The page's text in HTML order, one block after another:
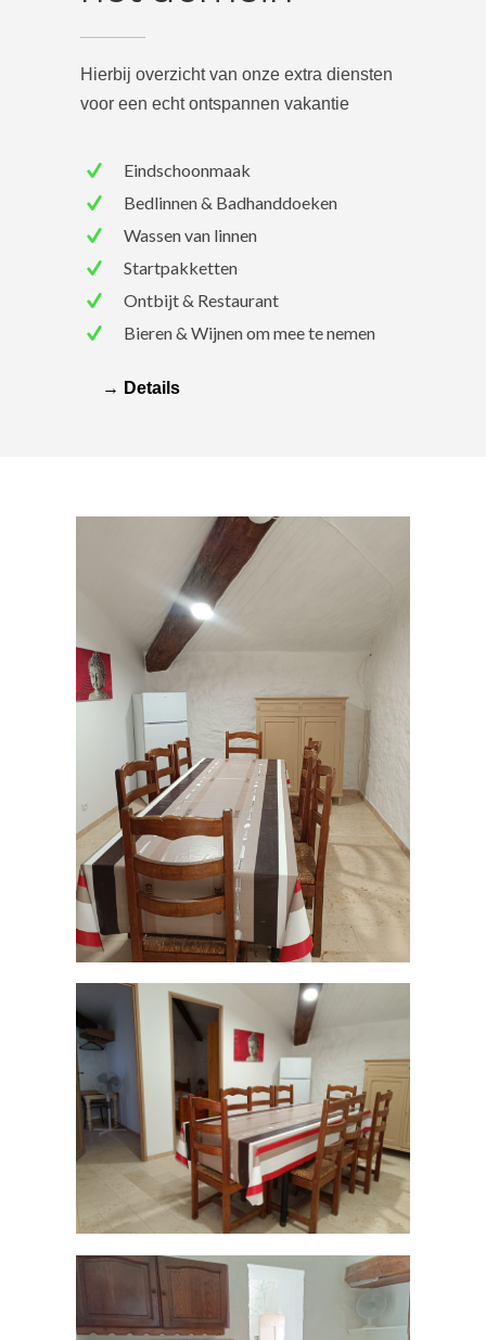
Hierbij overzicht van onze extra diensten
voor een echt ontspannen vakantie
Eindschoonmaak
Bedlinnen & Badhanddoeken
Wassen van linnen
Startpakketten
Ontbijt & Restaurant
Bieren & Wijnen om mee te nemen
→ Details